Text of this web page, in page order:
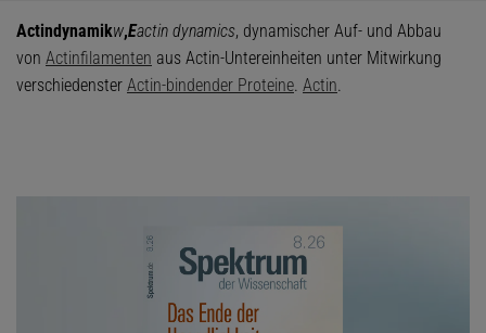
Actindynamikw,Eactin dynamics, dynamischer Auf- und Abbau
von Actinfilamenten aus Actin-Untereinheiten unter Mitwirkung
verschiedenster Actin-bindender Proteine. Actin.